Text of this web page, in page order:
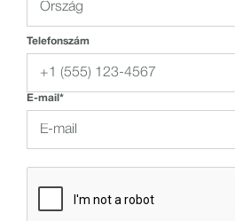
Telefonszám
E-mail*